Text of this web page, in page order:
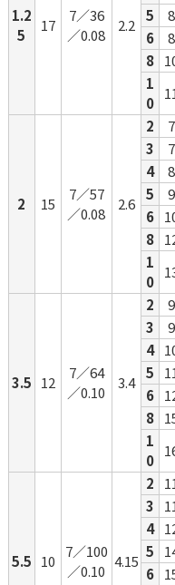
1.2
5
17
7／36
／0.08
2.2
5
6
8
1
0
2 15
7／57
／0.08
2.6
2
3
4
5
6
8
1
0
3.5 12
7／64
／0.10
3.4
2
3
4
5
6
8
1
0
5.5 10
7／100
／0.10
4.15
2
3
4
5
6